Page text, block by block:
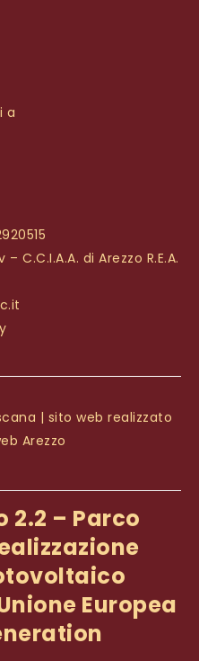
a
C.C.I.A.A. di Arezzo R.E.A.
| sito web realizzato
Arezzo
2.2 – Parco
Europea